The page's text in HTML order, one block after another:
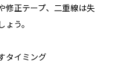
修正テープ、二重線は失
う。
タイミング